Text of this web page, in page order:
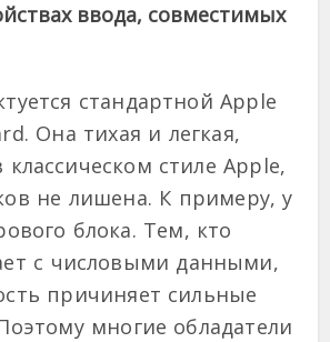
ввода, совместимых
стандартной Apple
Она тихая и легкая,
стиле Apple,
не лишена. К примеру, у
блока. Тем, кто
с числовыми данными,
причиняет сильные
многие обладатели